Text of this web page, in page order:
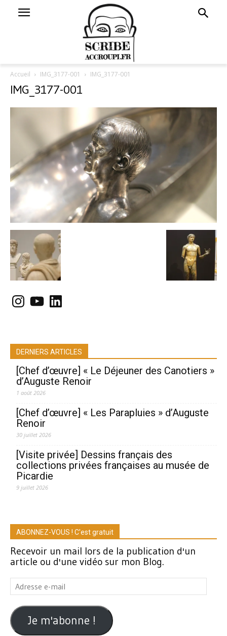
Accueil IMG_3177-001 IMG_3177-001
IMG_3177-001
Instagram
YouTubeLinkedIn
DERNIERS ARTICLES
[Chef d’œuvre] « Le Déjeuner des Canotiers »
d’Auguste Renoir
1 août 2026
[Chef d’œuvre] « Les Parapluies » d’Auguste
Renoir
30 juillet 2026
[Visite privée] Dessins français des
collections privées françaises au musée de
Picardie
9 juillet 2026
ABONNEZ-VOUS ! C'est gratuit
Recevoir un mail lors de la publication d'un
article ou d'une vidéo sur mon Blog.
Adresse
e-
mail
Je m'abonne !